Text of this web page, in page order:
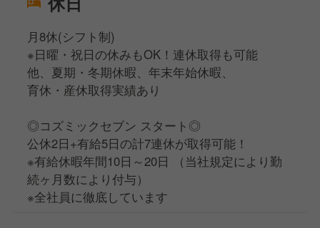
月8休(シフト制)
※日曜・祝日の休みもOK！連休取得も可能
他、夏期・冬期休暇、年末年始休暇、
育休・産休取得実績あり
◎コズミックセブン スタート◎
公休2日+有給5日の計7連休が取得可能！
※有給休暇年間10日～20日 （当社規定により勤
続ヶ月数により付与）
※全社員に徹底しています